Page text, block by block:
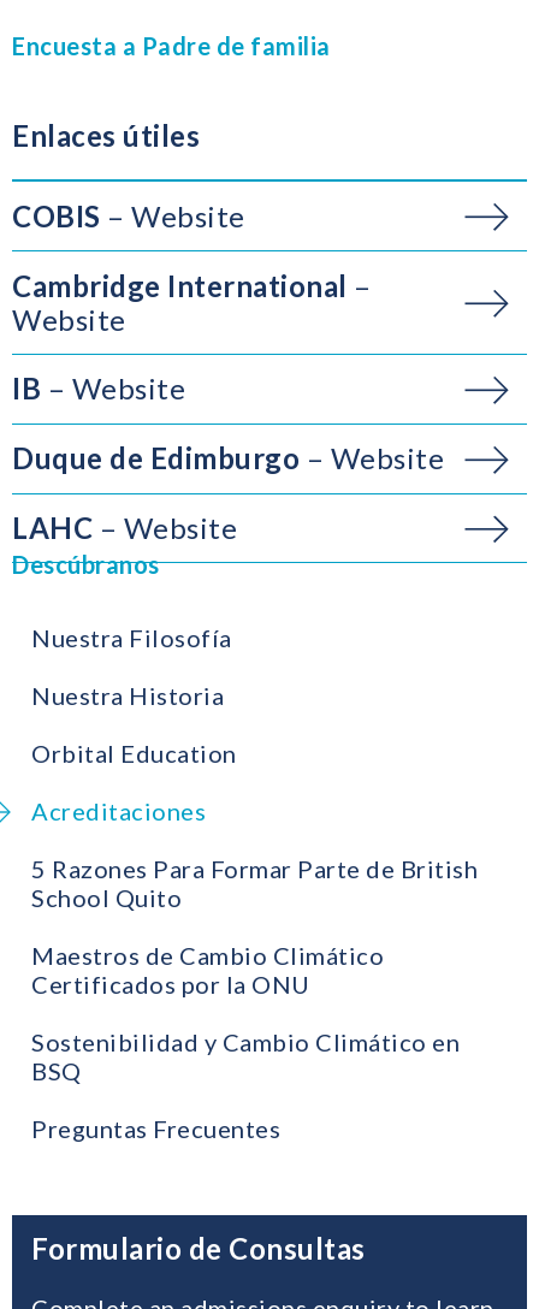
Encuesta a Padre de familia
Enlaces útiles
COBIS
Website
Cambridge International
Website
IB
Website
Duque de Edimburgo
Website
LAHC
Website
Descúbranos
Nuestra Filosofía
Nuestra Historia
Orbital Education
Acreditaciones
5 Razones Para Formar Parte de British
School Quito
Maestros de Cambio Climático
Certificados por la ONU
Sostenibilidad y Cambio Climático en
BSQ
Preguntas Frecuentes
Formulario de Consultas